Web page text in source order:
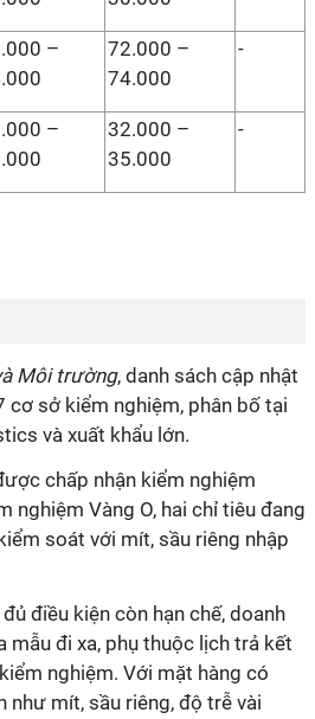
–
72.000 –
74.000
-
–
32.000 –
35.000
-
Môi trường, danh sách cập nhật
cơ sở kiểm nghiệm, phân bố tại
và xuất khẩu lớn.
chấp nhận kiểm nghiệm
nghiệm Vàng O, hai chỉ tiêu đang
soát với mít, sầu riêng nhập
điều kiện còn hạn chế, doanh
mẫu đi xa, phụ thuộc lịch trả kết
nghiệm. Với mặt hàng có
như mít, sầu riêng, độ trễ vài